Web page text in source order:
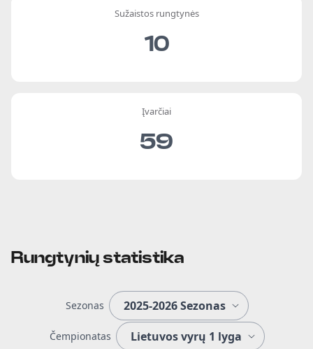
Sužaistos rungtynės
10
Įvarčiai
59
Rungtynių statistika
Sezonas
Čempionatas